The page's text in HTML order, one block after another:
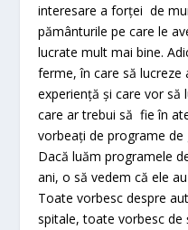
interesare a forței de
pământurile pe care le
lucrate mult mai bine.
ferme, în care să
experiență și care vor să
care ar trebui să fie în
vorbeați de programe
Dacă luăm programele
ani, o să vedem că ele
Toate vorbesc despre
spitale, toate vorbesc de